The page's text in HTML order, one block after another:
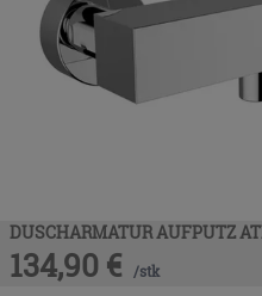
DUSCHARMATUR AUFPUTZ
134,90 € /stk